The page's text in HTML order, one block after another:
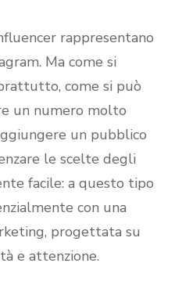
rappresentano
Ma come si
come si può
un numero molto
un pubblico
le scelte degli
facile: a questo tipo
con una
progettata su
e attenzione.